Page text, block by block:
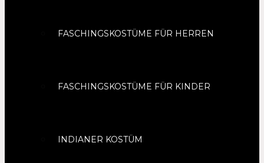
FASCHINGSKOSTÜME FÜR HERREN
FASCHINGSKOSTÜME FÜR KINDER
INDIANER KOSTÜM